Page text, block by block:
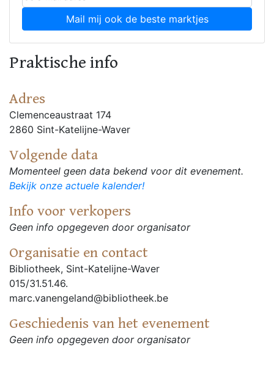
Mail mij ook de beste marktjes
Praktische info
Adres
Clemenceaustraat 174
2860 Sint-Katelijne-Waver
Volgende data
Momenteel geen data bekend voor dit evenement.
Bekijk onze actuele kalender!
Info voor verkopers
Geen info opgegeven door organisator
Organisatie en contact
Bibliotheek, Sint-Katelijne-Waver
015/31.51.46.
marc.vanengeland@bibliotheek.be
Geschiedenis van het evenement
Geen info opgegeven door organisator